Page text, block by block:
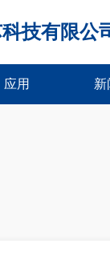
技有限公
应用 新